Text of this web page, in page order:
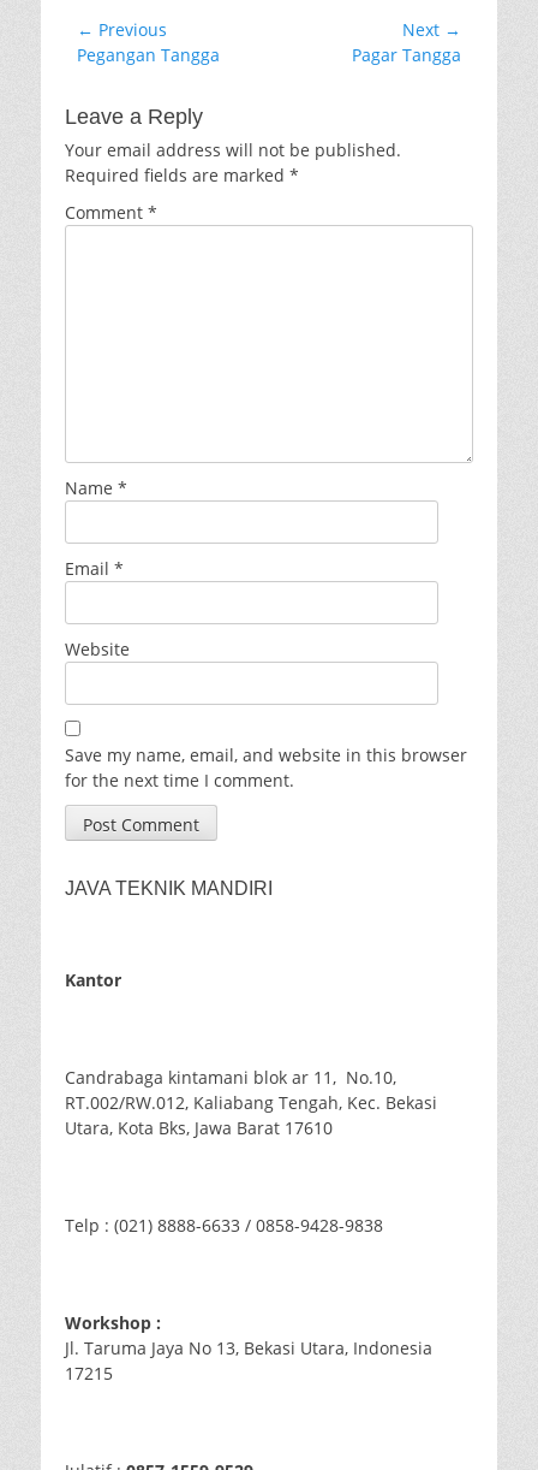
Post
navigation
← Previous
Previous
Pegangan Tangga
Next →
Pagar Tangga
Leave a Reply
Your email address will not be published.
Required fields are marked *
Comment *
Name *
Email *
Website
Save my name, email, and website in this browser
for the next time I comment.
JAVA TEKNIK MANDIRI
Kantor
Candrabaga kintamani blok ar 11, No.10,
RT.002/RW.012, Kaliabang Tengah, Kec. Bekasi
Utara, Kota Bks, Jawa Barat 17610
Telp : (021) 8888-6633 / 0858-9428-9838
Workshop :
Jl. Taruma Jaya No 13, Bekasi Utara, Indonesia
17215